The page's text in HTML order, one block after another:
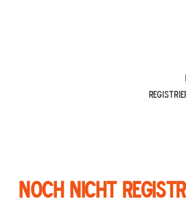
NOCH NICHT